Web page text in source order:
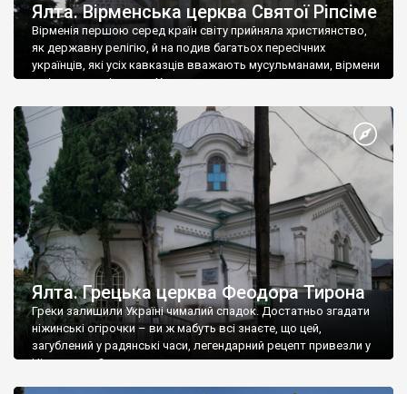
Ялта. Вірменська церква Святої Ріпсіме
Вірменія першою серед країн світу прийняла християнство,
як державну релігію, й на подив багатьох пересічних
українців, які усіх кавказців вважають мусульманами, вірмени
є відданими вірянами Христа
Ялта. Грецька церква Феодора Тирона
Греки залишили Україні чималий спадок. Достатньо згадати
ніжинські огірочки – ви ж мабуть всі знаєте, що цей,
загублений у радянські часи, легендарний рецепт привезли у
Ніжин греки?